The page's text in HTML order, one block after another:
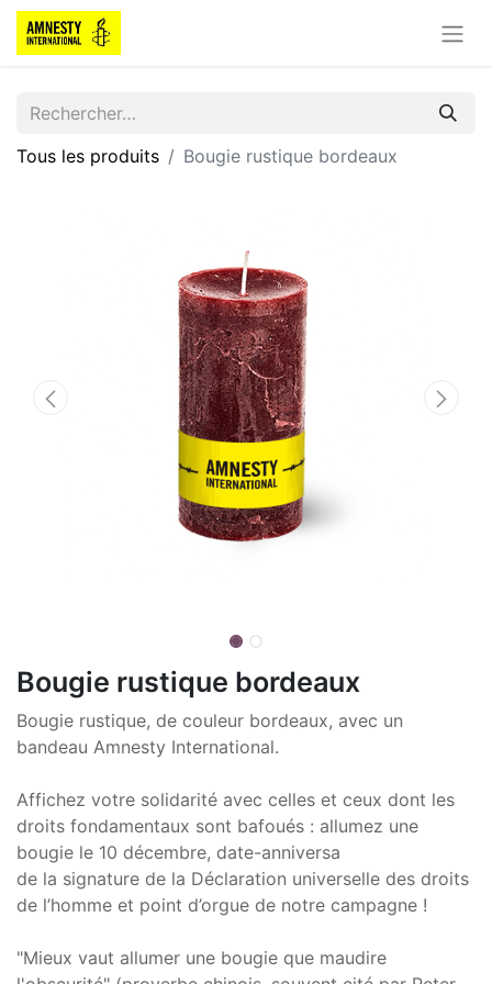
Tous les produits Bougie rustique bordeaux
Bougie rustique bordeaux
Bougie rustique, de couleur bordeaux, avec un
bandeau Amnesty International.
Affichez votre solidarité avec celles et ceux dont les
droits fondamentaux sont bafoués : allumez une
bougie le 10 décembre, date-anniversa
de la signature de la Déclaration universelle des droits
de l’homme et point d’orgue de notre campagne !
"Mieux vaut allumer une bougie que maudire